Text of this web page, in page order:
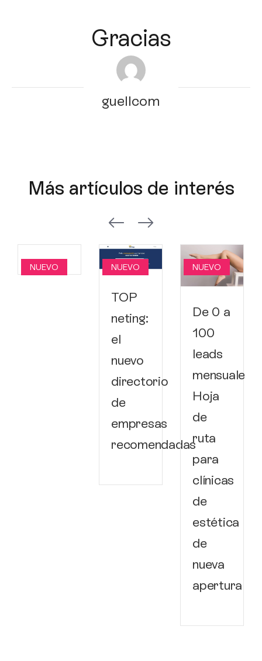
Gracias
guellcom
Más artículos de interés
NUEVO NUEVO
TOP
neting:
el
nuevo
directorio
de
empresas
recomendadas
NUEVO
De 0 a
100
leads
mensuales:
Hoja
de
ruta
para
clínicas
de
estética
de
nueva
apertura